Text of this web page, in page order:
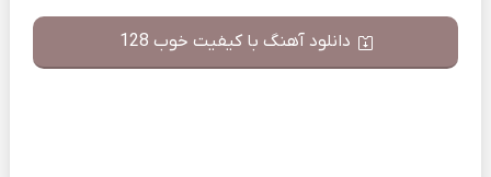
دانلود آهنگ با کیفیت خوب 128